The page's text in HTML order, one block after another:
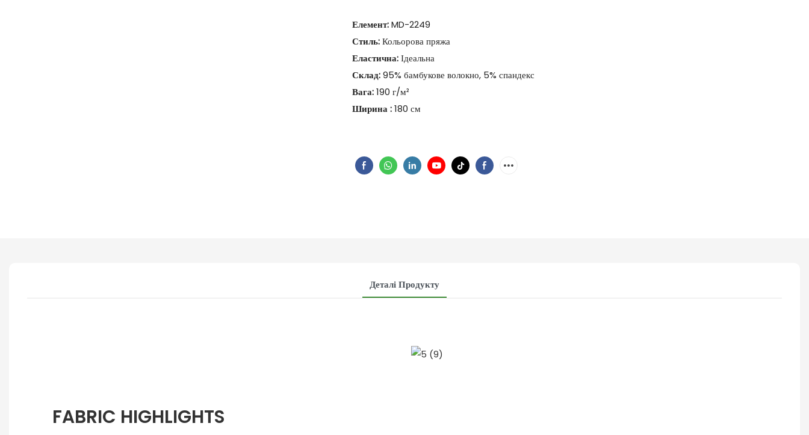
Елемент:MD-2249
Стиль:Кольорова пряжа
Еластична:Ідеальна
Склад:95% бамбукове волокно, 5% спандекс
Вага:190 г/м²
Ширина:180 см
Деталі Продукту
FABRIC HIGHLIGHTS